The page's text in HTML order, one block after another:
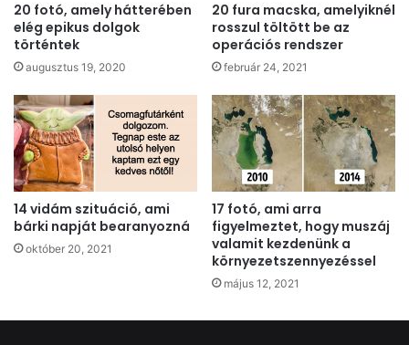
20 fotó, amely hátterében
elég epikus dolgok
történtek
augusztus 19, 2020
20 fura macska, amelyiknél
rosszul töltött be az
operációs rendszer
február 24, 2021
14 vidám szituáció, ami
bárki napját bearanyozná
október 20, 2021
17 fotó, ami arra
figyelmeztet, hogy muszáj
valamit kezdenünk a
környezetszennyezéssel
május 12, 2021